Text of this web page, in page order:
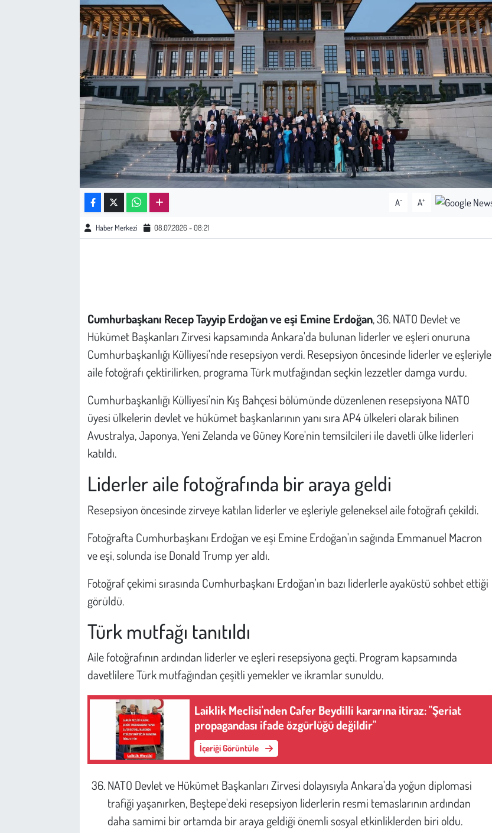
A- A+
Haber Merkezi 08.07.2026 - 08:21
Cumhurbaşkanı Recep Tayyip Erdoğan ve eşi Emine Erdoğan, 36. NATO Devlet ve
Hükümet Başkanları Zirvesi kapsamında Ankara'da bulunan liderler ve eşleri onuruna
Cumhurbaşkanlığı Külliyesi'nde resepsiyon verdi. Resepsiyon öncesinde liderler ve eşleriyle
aile fotoğrafı çektirilirken, programa Türk mutfağından seçkin lezzetler damga vurdu.
Cumhurbaşkanlığı Külliyesi'nin Kış Bahçesi bölümünde düzenlenen resepsiyona NATO
üyesi ülkelerin devlet ve hükümet başkanlarının yanı sıra AP4 ülkeleri olarak bilinen
Avustralya, Japonya, Yeni Zelanda ve Güney Kore'nin temsilcileri ile davetli ülke liderleri
katıldı.
Liderler aile fotoğrafında bir araya geldi
Resepsiyon öncesinde zirveye katılan liderler ve eşleriyle geleneksel aile fotoğrafı çekildi.
Fotoğrafta Cumhurbaşkanı Erdoğan ve eşi Emine Erdoğan'ın sağında Emmanuel Macron
ve eşi, solunda ise Donald Trump yer aldı.
Fotoğraf çekimi sırasında Cumhurbaşkanı Erdoğan'ın bazı liderlerle ayaküstü sohbet ettiği
görüldü.
Türk mutfağı tanıtıldı
Aile fotoğrafının ardından liderler ve eşleri resepsiyona geçti. Program kapsamında
davetlilere Türk mutfağından çeşitli yemekler ve ikramlar sunuldu.
Laiklik Meclisi'nden Cafer Beydilli kararına itiraz: "Şeriat
propagandası ifade özgürlüğü değildir"
İçeriği Görüntüle
NATO Devlet ve Hükümet Başkanları Zirvesi dolayısıyla Ankara'da yoğun diplomasi
trafiği yaşanırken, Beştepe'deki resepsiyon liderlerin resmi temaslarının ardından
daha samimi bir ortamda bir araya geldiği önemli sosyal etkinliklerden biri oldu.
Kültür Sanat
Bilim - Teknoloji
İnsan Hakları
Günün İçinden